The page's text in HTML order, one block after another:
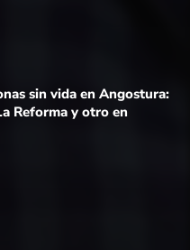
sin vida en Angostura:
Reforma y otro en